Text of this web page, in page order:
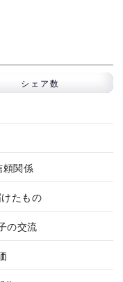
シェア数
関係
たもの
の交流